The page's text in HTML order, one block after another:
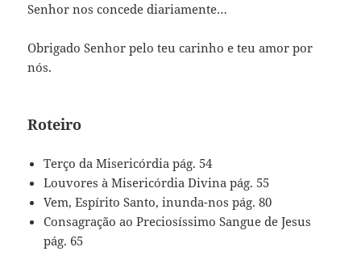
Senhor nos concede diariamente…
Obrigado Senhor pelo teu carinho e teu amor por
nós.
Roteiro
Terço da Misericórdia pág. 54
Louvores à Misericórdia Divina pág. 55
Vem, Espírito Santo, inunda-nos pág. 80
Consagração ao Preciosíssimo Sangue de Jesus
pág. 65